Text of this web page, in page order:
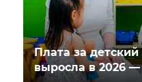
Плата за
выросла в 2026